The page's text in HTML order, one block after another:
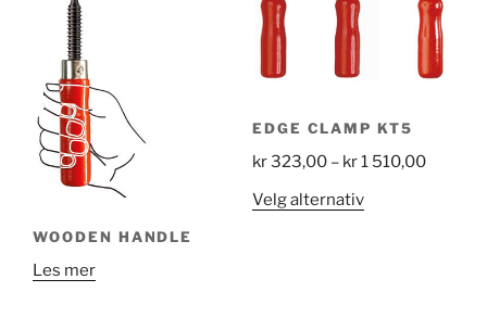
WOODEN HANDLE
Les mer
EDGE CLAMP KT5
kr323,00 – kr1 510,00Price
Velg alternativDette